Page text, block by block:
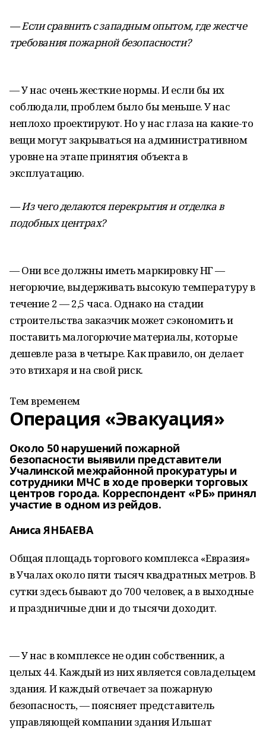
— Если сравнить с западным опытом, где жестче
требования пожарной безопасности?
— У нас очень жесткие нормы. И если бы их
соблюдали, проблем было бы меньше. У нас
неплохо проектируют. Но у нас глаза на какие-то
вещи могут закрываться на административном
уровне на этапе принятия объекта в
эксплуатацию.
— Из чего делаются перекрытия и отделка в
подобных центрах?
— Они все должны иметь маркировку НГ —
негорючие, выдерживать высокую температуру в
течение 2 — 2,5 часа. Однако на стадии
строительства заказчик может сэкономить и
поставить малогорючие материалы, которые
дешевле раза в четыре. Как правило, он делает
это втихаря и на свой риск.
Тем временем
Операция «Эвакуация»
Около 50 нарушений пожарной
безопасности выявили представители
Учалинской межрайонной прокуратуры и
сотрудники МЧС в ходе проверки торговых
центров города. Корреспондент «РБ» принял
участие в одном из рейдов.
Аниса ЯНБАЕВА
Общая площадь торгового комплекса «Евразия»
в Учалах около пяти тысяч квадратных метров. В
сутки здесь бывают до 700 человек, а в выходные
и праздничные дни и до тысячи доходит.
— У нас в комплексе не один собственник, а
целых 44. Каждый из них является совладельцем
здания. И каждый отвечает за пожарную
безопасность, — поясняет представитель
управляющей компании здания Ильшат